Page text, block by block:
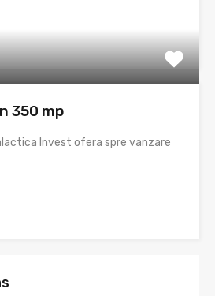
350 mp
Invest ofera spre vanzare